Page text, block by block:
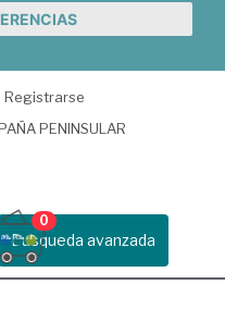
Registrarse
PENINSULAR
Busqueda avanzada
0